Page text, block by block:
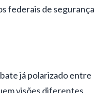
federais de segurança
já polarizado entre
visões diferentes